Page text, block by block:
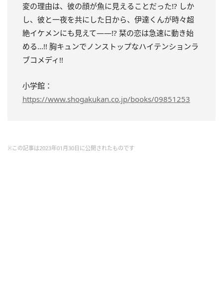
変の理由は、彼の顔が魚に見えることだった!? しか
し、彼と一夜を共にした日から、伊達くんが時々超
絶イケメンにも見えて――!? 栞の恋は急速に動き始
める…!! 胸キュンでノンストップなハイテンションラ
ブコメディ!!
小学館：
https://www.shogakukan.co.jp/books/09851253
※この記事は2023年01月30日に公開されたものです